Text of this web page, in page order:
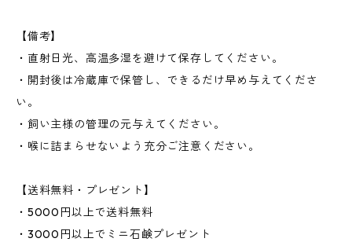
【備考】
・直射日光、高温多湿を避けて保存してください。
・開封後は冷蔵庫で保管し、できるだけ早め与えてくださ
い。
・飼い主様の管理の元与えてください。
・喉に詰まらせないよう充分ご注意ください。
【送料無料・プレゼント】
・5000円以上で送料無料
・3000円以上でミニ石鹸プレゼント